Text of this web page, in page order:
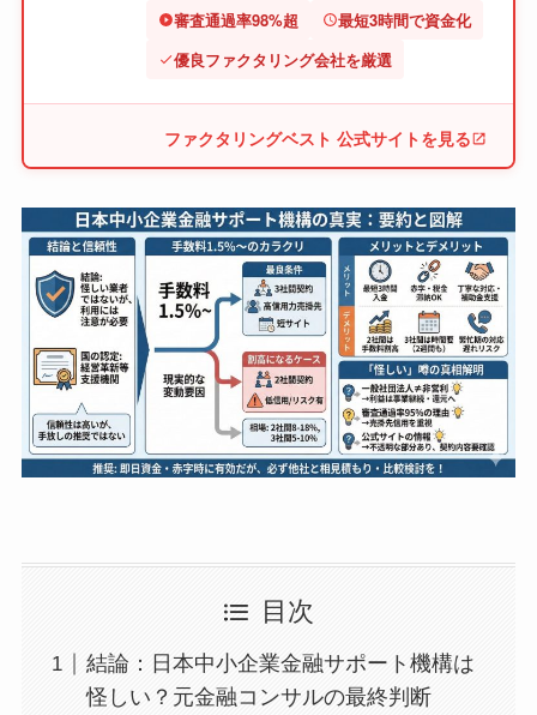
審査通過率98%超
最短3時間で資金化
優良ファクタリング会社を厳選
ファクタリングベスト 公式サイトを見る
目次
結論：日本中小企業金融サポート機構は
怪しい？元金融コンサルの最終判断